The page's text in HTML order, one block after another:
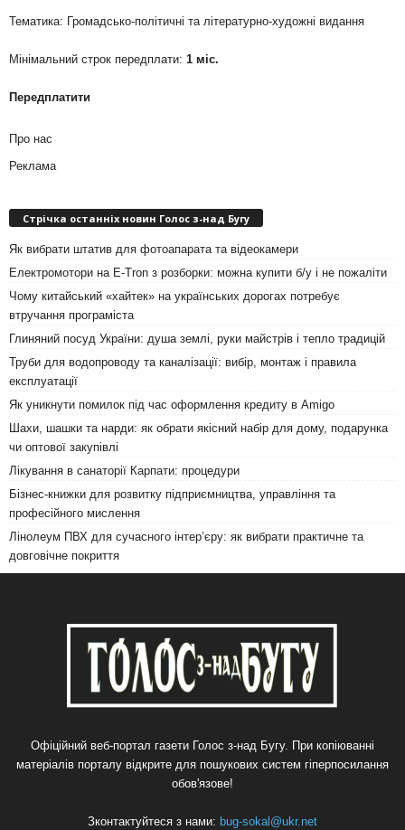
Тематика: Громадсько-політичні та літературно-художні видання
Мінімальний строк передплати: 1 міс.
Передплатити
Про нас
Реклама
Стрічка останніх новин Голос з-над Бугу
Як вибрати штатив для фотоапарата та відеокамери
Електромотори на E-Tron з розборки: можна купити б/у і не пожаліти
Чому китайський «хайтек» на українських дорогах потребує
втручання програміста
Глиняний посуд України: душа землі, руки майстрів і тепло традицій
Труби для водопроводу та каналізації: вибір, монтаж і правила
експлуатації
Як уникнути помилок під час оформлення кредиту в Amigo
Шахи, шашки та нарди: як обрати якісний набір для дому, подарунка
чи оптової закупівлі
Лікування в санаторії Карпати: процедури
Бізнес-книжки для розвитку підприємництва, управління та
професійного мислення
Лінолеум ПВХ для сучасного інтер’єру: як вибрати практичне та
довговічне покриття
Офіційний веб-портал газети Голос з-над Бугу. При копіюванні
матеріалів порталу відкрите для пошукових систем гіперпосилання
обов'язове!
Зконтактуйтеся з нами: bug-sokal@ukr.net